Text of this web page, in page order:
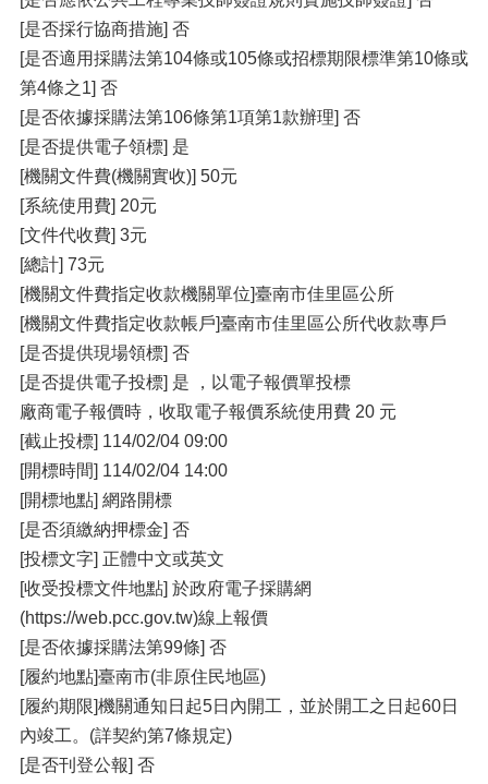
[是否採行協商措施] 否
[是否適用採購法第104條或105條或招標期限標準第10條或
第4條之1] 否
[是否依據採購法第106條第1項第1款辦理] 否
[是否提供電子領標] 是
[機關文件費(機關實收)] 50元
[系統使用費] 20元
[文件代收費] 3元
[總計] 73元
[機關文件費指定收款機關單位]臺南市佳里區公所
[機關文件費指定收款帳戶]臺南市佳里區公所代收款專戶
[是否提供現場領標] 否
[是否提供電子投標] 是 ，以電子報價單投標
廠商電子報價時，收取電子報價系統使用費 20 元
[截止投標] 114/02/04 09:00
[開標時間] 114/02/04 14:00
[開標地點] 網路開標
[是否須繳納押標金] 否
[投標文字] 正體中文或英文
[收受投標文件地點] 於政府電子採購網
(https://web.pcc.gov.tw)線上報價
[是否依據採購法第99條] 否
[履約地點]臺南市(非原住民地區)
[履約期限]機關通知日起5日內開工，並於開工之日起60日
內竣工。(詳契約第7條規定)
[是否刊登公報] 否